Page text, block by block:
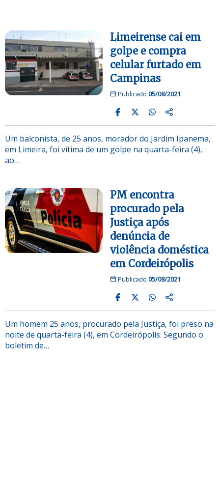
Limeirense cai em
golpe e compra
celular furtado em
Campinas
Publicado 05/08/2021
Um balconista, de 25 anos, morador do Jardim Ipanema,
em Limeira, foi vítima de um golpe na quarta-feira (4),
ao…
PM encontra
procurado pela
Justiça após
denúncia de
violência doméstica
em Cordeirópolis
Publicado 05/08/2021
Um homem 25 anos, procurado pela Justiça, foi preso na
noite de quarta-feira (4), em Cordeirópolis. Segundo o
boletim de…